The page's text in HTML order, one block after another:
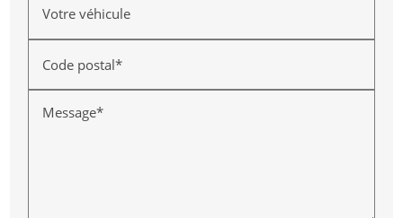
Votre véhicule
Code postal*
Message*